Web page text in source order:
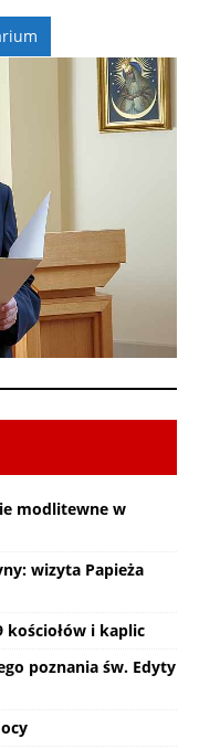
modlitewne w
wizyta Papieża
kościołów i kaplic
poznania św. Edyty